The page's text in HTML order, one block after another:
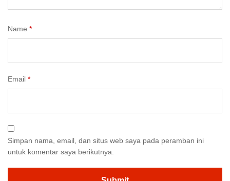
Name *
Email *
Simpan nama, email, dan situs web saya pada peramban ini
untuk komentar saya berikutnya.